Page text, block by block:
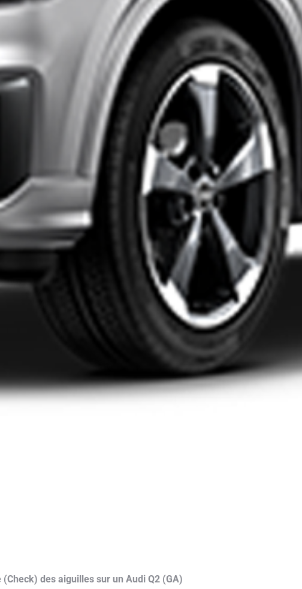
(Check) des aiguilles sur un Audi Q2 (GA)